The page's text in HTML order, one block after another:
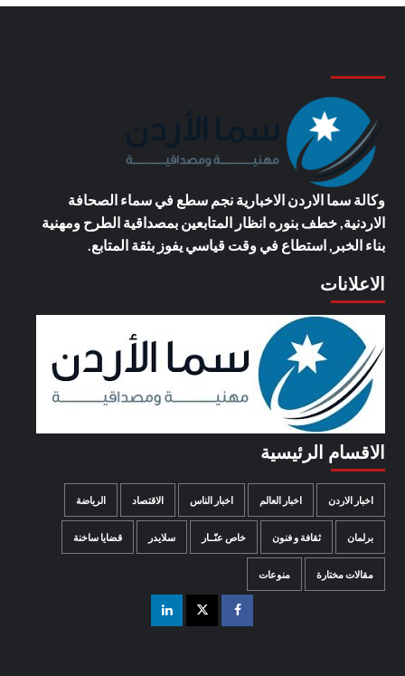
وكالة سما الاردن الاخباريةنجم سطع في سماء الصحافة
الاردنية, خطف بنوره انظار المتابعين بمصداقية الطرح ومهنية
بناء الخبر, استطاع في وقت قياسي يفوز بثقة المتابع.
الاعلانات
الاقسام الرئيسية
اخبار الاردن اخبار العالم اخبار الناس الاقتصاد الرياضة
برلمان ثقافة و فنون خاص عنّــار سلايدر قضايا ساخنة
مقالات مختارة منوعات